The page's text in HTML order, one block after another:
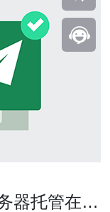
器托管在带